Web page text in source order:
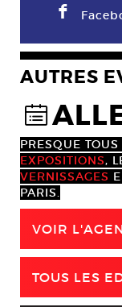
F
AUTRES
@
PRESQUE TOUS
EXPOSITIONS,
VERNISSAGES
PARIS.
VOIR
TOUS LES